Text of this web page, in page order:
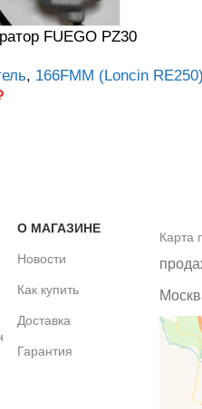
FUEGO PZ30
, 166FMM (Loncin RE250)
О МАГАЗИНЕ
Новости
Как купить
Доставка
Гарантия
Карта